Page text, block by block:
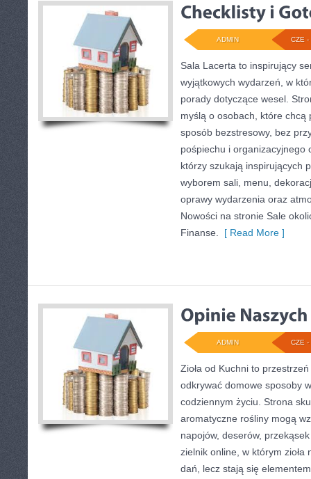
CZE -
ADMIN
Sala Lacerta to inspirujący
wyjątkowych wydarzeń, w
porady dotyczące wesel.
myślą o osobach, które chcą
sposób bezstresowy, bez
pośpiechu i organizacyjnego
którzy szukają inspirujących
wyborem sali, menu,
oprawy wydarzenia oraz
Nowości na stronie Sale
Finanse.
[ Read More ]
CZE -
ADMIN
Zioła od Kuchni to
odkrywać domowe sposoby
codziennym życiu. Strona
aromatyczne rośliny mogą
napojów, deserów,
zielnik online, w którym zioła
dań, lecz stają się